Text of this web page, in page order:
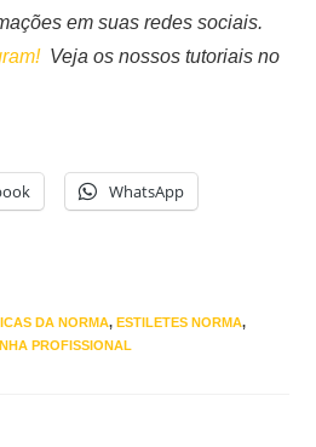
em suas redes sociais.
Veja os nossos tutoriais no
WhatsApp
DA NORMA,ESTILETES NORMA,
PROFISSIONAL